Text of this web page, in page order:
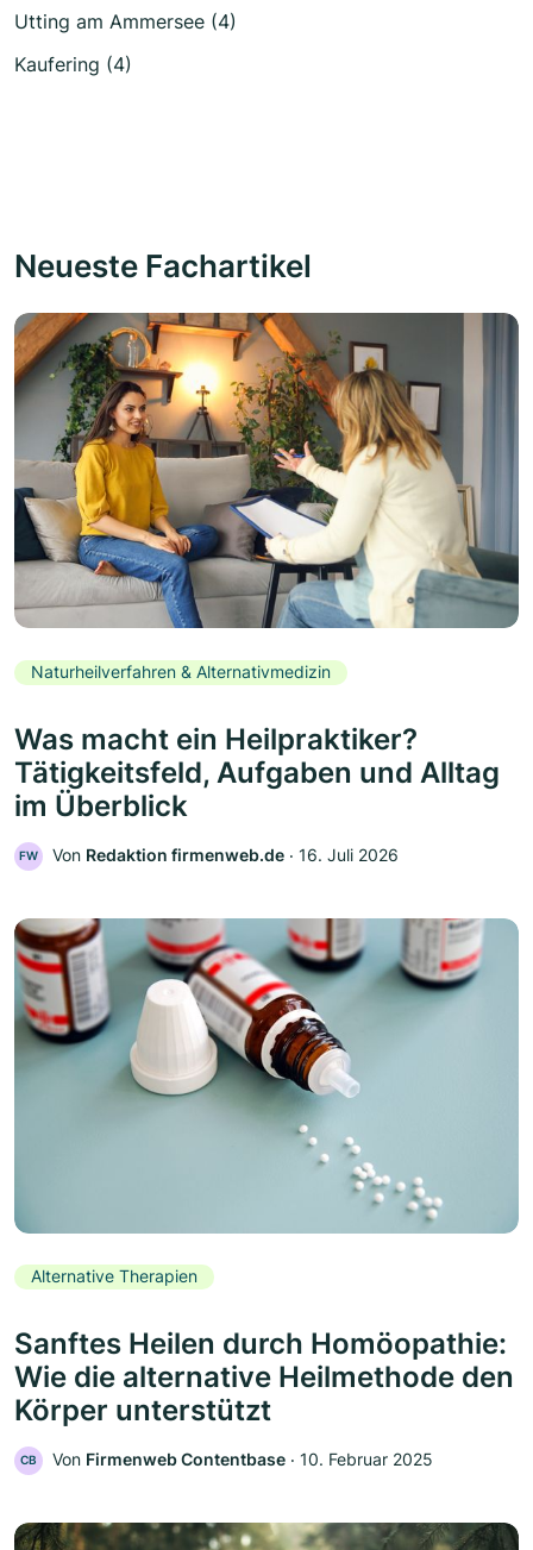
Utting am Ammersee (4)
Kaufering (4)
Neueste Fachartikel
Naturheilverfahren & Alternativmedizin
Was macht ein Heilpraktiker?
Tätigkeitsfeld, Aufgaben und Alltag
im Überblick
FW Von Redaktion firmenweb.de ‧ 16. Juli 2026
Alternative Therapien
Sanftes Heilen durch Homöopathie:
Wie die alternative Heilmethode den
Körper unterstützt
CB Von Firmenweb Contentbase ‧ 10. Februar 2025